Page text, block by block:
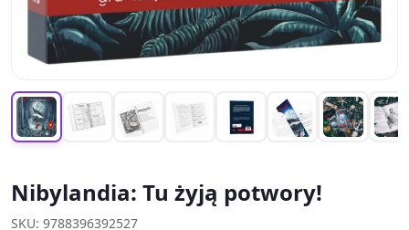
Nibylandia: Tu żyją potwory!
SKU: 9788396392527